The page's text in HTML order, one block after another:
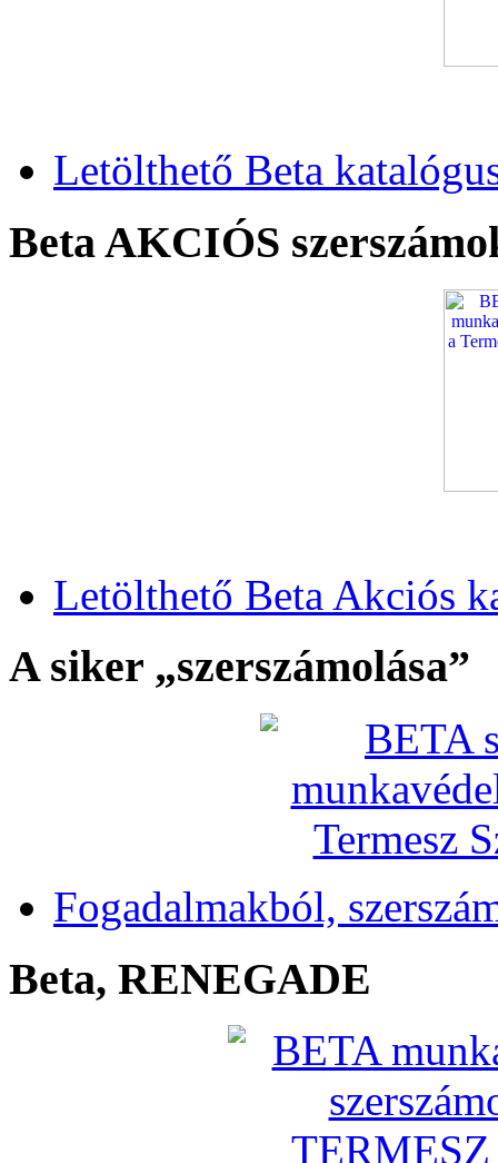
Letölthető Beta
Beta AKCIÓS
Letölthető Beta Akciós
A siker „szerszámolása”
Fogadalmakból,
Beta, RENEGADE